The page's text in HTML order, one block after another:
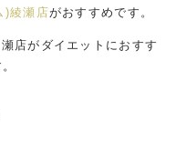
)綾瀬店がおすすめです。
店がダイエットにおすす